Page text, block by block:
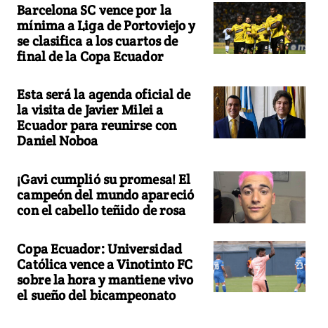
Barcelona SC vence por la
mínima a Liga de Portoviejo y
se clasifica a los cuartos de
final de la Copa Ecuador
Esta será la agenda oficial de
la visita de Javier Milei a
Ecuador para reunirse con
Daniel Noboa
¡Gavi cumplió su promesa! El
campeón del mundo apareció
con el cabello teñido de rosa
Copa Ecuador: Universidad
Católica vence a Vinotinto FC
sobre la hora y mantiene vivo
el sueño del bicampeonato